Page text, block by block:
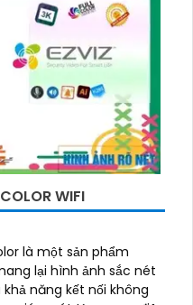
WIFI
là một sản phẩm
lại hình ảnh sắc nét